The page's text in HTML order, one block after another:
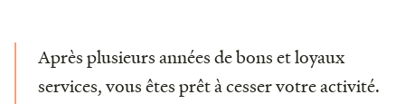
Après plusieurs années de bons et loyaux
services, vous êtes prêt à cesser votre activité.